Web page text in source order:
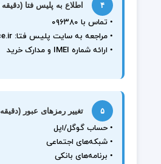
۴ اطلاع به پلیس فتا (دقیقه ۲۵-۴۰)
• تماس با ۰۹۶۳۸۰
• مراجعه به سایت پلیس فتا: cyberpolice.ir
• ارائه شماره IMEI و مدارک خرید
۵ تغییر رمزهای عبور (دقیقه ۴۰-۶۰)
• حساب گوگل/اپل
• شبکه‌های اجتماعی
• برنامه‌های بانکی